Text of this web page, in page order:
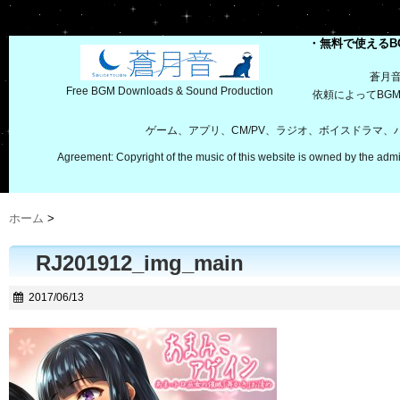
Free BGM Downloads & Sound Production
・無料で使える
蒼月
依頼によって
ゲーム、アプリ、CM/PV、ラジオ、ボイスドラマ
Agreement: Copyright of the music of this website is owned by the
ホーム >
RJ201912_img_main
2017/06/13